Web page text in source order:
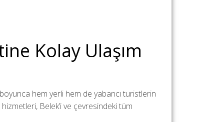
Kolay Ulaşım
hem yerli hem de yabancı turistlerin
hizmetleri, Belek’i ve çevresindeki tüm